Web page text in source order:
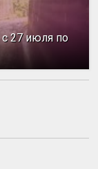
с 27 июля по